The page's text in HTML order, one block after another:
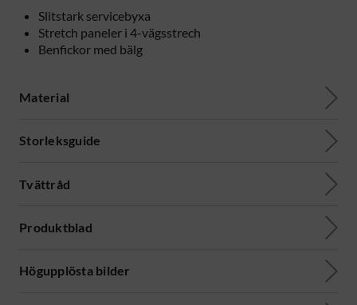
Slitstark servicebyxa
Stretch paneler i 4-vägsstrech
Benfickor med bälg
Material
Storleksguide
Tvättråd
Produktblad
Högupplösta bilder